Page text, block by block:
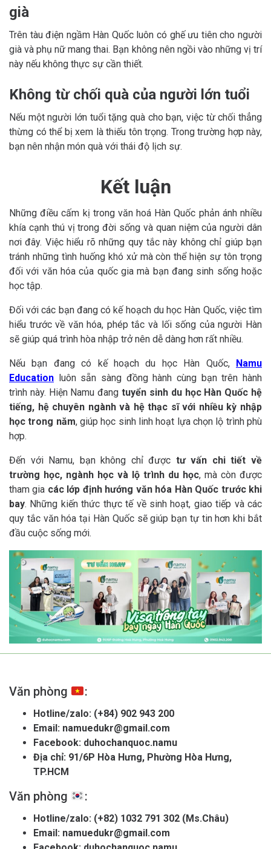
già
Trên tàu điện ngầm Hàn Quốc luôn có ghế ưu tiên cho người
già và phụ nữ mang thai. Bạn không nên ngồi vào những vị trí
này nếu không thực sự cần thiết.
Không từ chối quà của người lớn tuổi
Nếu một người lớn tuổi tặng quà cho bạn, việc từ chối thẳng
thừng có thể bị xem là thiếu tôn trọng. Trong trường hợp này,
bạn nên nhận món quà với thái độ lịch sự.
Kết luận
Những điều cấm kị trong văn hoá Hàn Quốc phản ánh nhiều
khía cạnh thú vị trong đời sống và quan niệm của người dân
nơi đây. Việc hiểu rõ những quy tắc này không chỉ giúp bạn
tránh những tình huống khó xử mà còn thể hiện sự tôn trọng
đối với văn hóa của quốc gia mà bạn đang sinh sống hoặc
học tập.
Đối với các bạn đang có kế hoạch du học Hàn Quốc, việc tìm
hiểu trước về văn hóa, phép tắc và lối sống của người Hàn
sẽ giúp quá trình hòa nhập trở nên dễ dàng hơn rất nhiều.
Nếu bạn đang có kế hoạch du học Hàn Quốc, Namu
Education luôn sẵn sàng đồng hành cùng bạn trên hành
trình này. Hiện Namu đangtuyển sinh du học Hàn Quốc hệ
tiếng, hệ chuyên ngành và hệ thạc sĩ với nhiều kỳ nhập
học trong năm, giúp học sinh linh hoạt lựa chọn lộ trình phù
hợp.
Đến với Namu, bạn không chỉ được tư vấn chi tiết về
trường học, ngành học và lộ trình du học, mà còn được
tham gia các lớp định hướng văn hóa Hàn Quốc trước khi
bay. Những kiến thức thực tế về sinh hoạt, giao tiếp và các
quy tắc văn hóa tại Hàn Quốc sẽ giúp bạn tự tin hơn khi bắt
đầu cuộc sống mới.
Văn phòng :
Hotline/zalo: (+84) 902 943 200
Email: namuedukr@gmail.com
Facebook: duhochanquoc.namu
Địa chỉ: 91/6P Hòa Hưng, Phường Hòa Hưng,
TP.HCM
Văn phòng :
Hotline/zalo: (+82) 1032 791 302 (Ms.Châu)
Email: namuedukr@gmail.com